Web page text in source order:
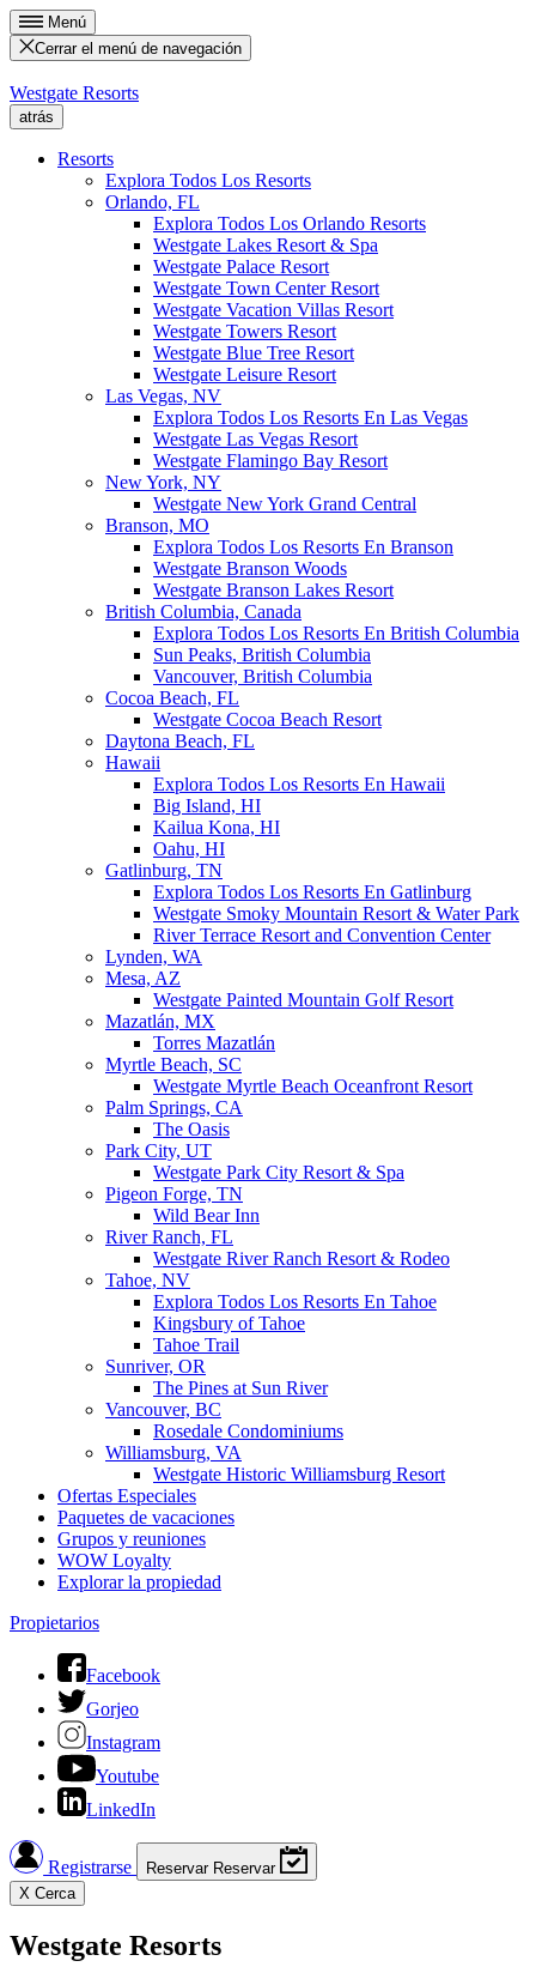
Menú
Cerrar el menú de navegación
Westgate Resorts
atrás
Resorts
Explora Todos Los Resorts
Orlando, FL
Explora Todos Los Orlando Resorts
Westgate Lakes Resort & Spa
Westgate Palace Resort
Westgate Town Center Resort
Westgate Vacation Villas Resort
Westgate Towers Resort
Westgate Blue Tree Resort
Westgate Leisure Resort
Las Vegas, NV
Explora Todos Los Resorts En Las Vegas
Westgate Las Vegas Resort
Westgate Flamingo Bay Resort
New York, NY
Westgate New York Grand Central
Branson, MO
Explora Todos Los Resorts En Branson
Westgate Branson Woods
Westgate Branson Lakes Resort
British Columbia, Canada
Explora Todos Los Resorts En British Columbia
Sun Peaks, British Columbia
Vancouver, British Columbia
Cocoa Beach, FL
Westgate Cocoa Beach Resort
Daytona Beach, FL
Hawaii
Explora Todos Los Resorts En Hawaii
Big Island, HI
Kailua Kona, HI
Oahu, HI
Gatlinburg, TN
Explora Todos Los Resorts En Gatlinburg
Westgate Smoky Mountain Resort & Water Park
River Terrace Resort and Convention Center
Lynden, WA
Mesa, AZ
Westgate Painted Mountain Golf Resort
Mazatlán, MX
Torres Mazatlán
Myrtle Beach, SC
Westgate Myrtle Beach Oceanfront Resort
Palm Springs, CA
The Oasis
Park City, UT
Westgate Park City Resort & Spa
Pigeon Forge, TN
Wild Bear Inn
River Ranch, FL
Westgate River Ranch Resort & Rodeo
Tahoe, NV
Explora Todos Los Resorts En Tahoe
Kingsbury of Tahoe
Tahoe Trail
Sunriver, OR
The Pines at Sun River
Vancouver, BC
Rosedale Condominiums
Williamsburg, VA
Westgate Historic Williamsburg Resort
Ofertas Especiales
Paquetes de vacaciones
Grupos y reuniones
WOW Loyalty
Explorar la propiedad
Propietarios
Facebook
Gorjeo
Instagram
Youtube
LinkedIn
Registrarse Reservar Reservar
X Cerca
Westgate Resorts